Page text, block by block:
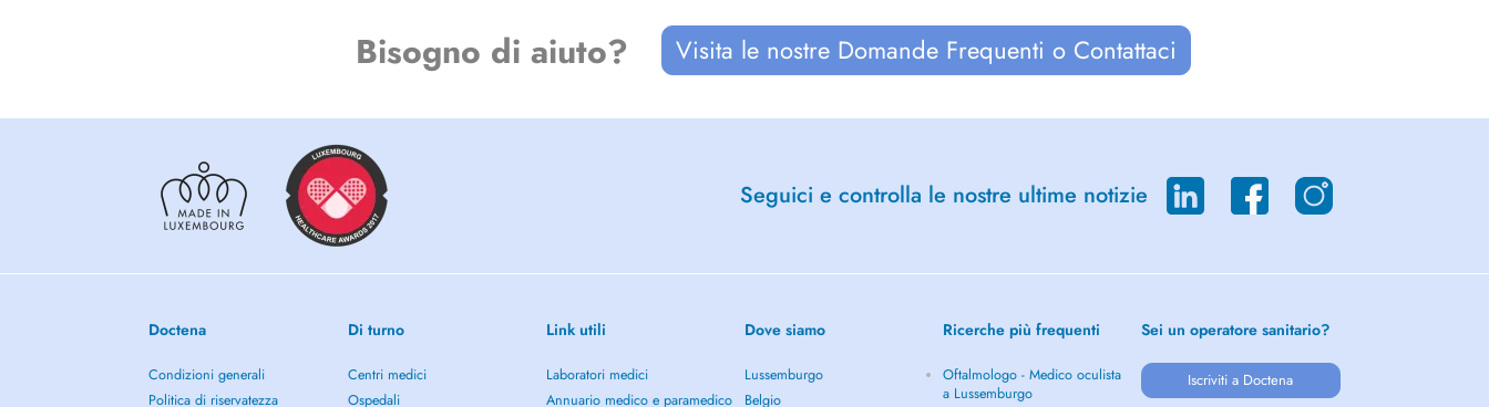
Bisogno di aiuto? Visita le nostre Domande Frequenti o Contattaci
Seguici e controlla le nostre ultime notizie
Doctena
Condizioni generali
Politica di riservatezza
Di turno
Centri medici
Ospedali
Link utili
Laboratori medici
Annuario medico e paramedico
Dove siamo
Lussemburgo
Belgio
Ricerche più frequenti
Oftalmologo - Medico oculista
a Lussemburgo
Sei un operatore sanitario?
Iscriviti a Doctena